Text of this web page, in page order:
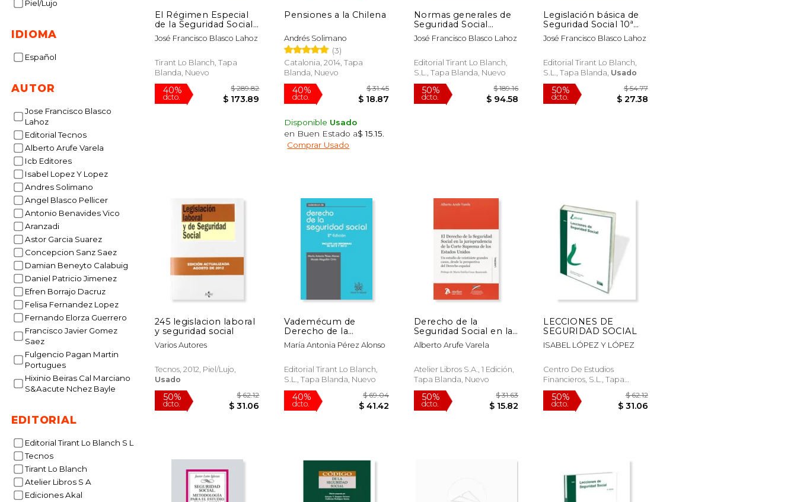
Piel/Lujo
IDIOMA
Español
AUTOR
Jose Francisco Blasco
Lahoz
Editorial Tecnos
Alberto Arufe Varela
Icb Editores
Isabel Lopez Y Lopez
Andres Solimano
Angel Blasco Pellicer
Antonio Benavides Vico
Aranzadi
Astor Garcia Suarez
Concepcion Sanz Saez
Damian Beneyto Calabuig
Daniel Patricio Jimenez
Efren Borrajo Dacruz
Felisa Fernandez Lopez
Fernando Elorza Guerrero
Francisco Javier Gomez
Saez
Fulgencio Pagan Martin
Portugues
Hixinio Beiras Cal Marciano
S&Aacute Nchez Bayle
EDITORIAL
Editorial Tirant Lo Blanch S L
Tecnos
Tirant Lo Blanch
Atelier Libros S A
Ediciones Akal
El Régimen Especial
de la Seguridad Social
de los Trabajadores
por Cuenta Propia o
José Francisco Blasco Lahoz
Tirant Lo Blanch, Tapa
Blanda, Nuevo
$ 289.82
Pensiones a la Chilena
Andrés Solimano
(3)
Catalonia, 2014, Tapa
Blanda, Nuevo
40%
dcto.
Disponible Usado
en Buen Estado a$ 15.15
Comprar Usado
Normas generales de
Seguridad Social
Jurisprudencia
Sistematizada 1ª Ed.
José Francisco Blasco Lahoz
Editorial Tirant Lo Blanch,
S.L., Tapa Blanda, Nuevo
Legislación básica de
Seguridad Social 10ª
Ed. 2013 (Textos
Legales)
José Francisco Blasco Lahoz
Editorial Tirant Lo Blanch,
S.L., Tapa Blanda, Usado
245 legislacion laboral
y seguridad social
Varios Autores
Tecnos, 2012, Piel/lujo,
Usado
50%
dcto.
Vademécum de
Derecho de la
Seguridad Social 2ª Ed.
2013
María Antonia Pérez Alonso
Editorial Tirant Lo Blanch,
S.L., Tapa Blanda, Nuevo
40%
dcto.
Derecho de la
Seguridad Social en la
jurisprudencia de la
Corte Suprema de los
estudio de veintisiete
grandes casos, desde
Derecho español.
(Atelier Laboral)
Alberto Arufe Varela
Atelier Libros S.A., 1 Edición,
Tapa Blanda, Nuevo
$ 31.63
$ 15.82
LECCIONES DE
SEGURIDAD SOCIAL
ISABEL LÓPEZ Y LÓPEZ
Centro De Estudios
Financieros, S.L., Tapa
Blanda,Usado
dcto.